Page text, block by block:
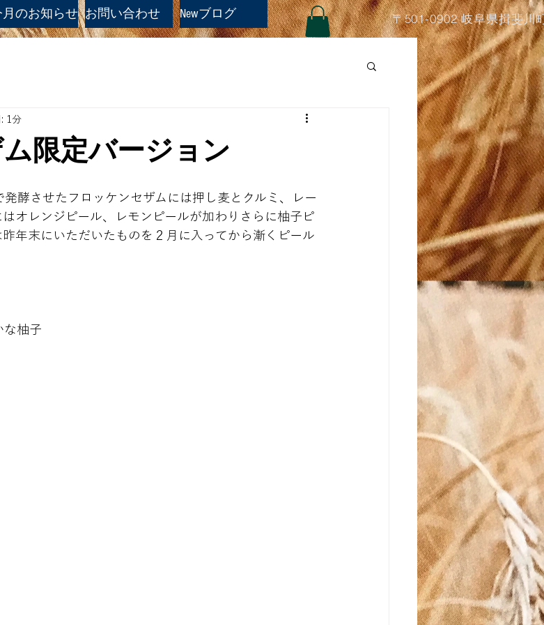
〒501-0902 岐阜県揖斐川
月のお知らせ お問い合わせ Newブログ
限定バージョン
1分
酵させたフロッケンセザムには押し麦とクルミ、レー
オレンジピール、レモンピールが加わりさらに柚子ピ
年末にいただいたものを２月に入ってから漸くピール
な柚子